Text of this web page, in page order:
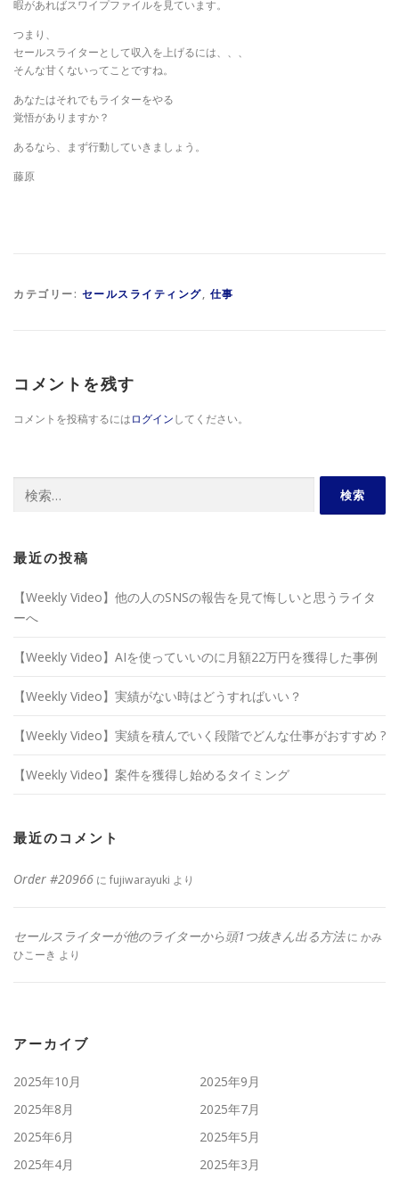
暇があればスワイプファイルを見ています。
つまり、
セールスライターとして収入を上げるには、、、
そんな甘くないってことですね。
あなたはそれでもライターをやる
覚悟がありますか？
あるなら、まず行動していきましょう。
藤原
カテゴリー: セールスライティング, 仕事
コメントを残す
コメントを投稿するにはログインしてください。
索:
最近の投稿
【Weekly Video】他の人のSNSの報告を見て悔しいと思うライタ
ーへ
【Weekly Video】AIを使っていいのに月額22万円を獲得した事例
【Weekly Video】実績がない時はどうすればいい？
【Weekly Video】実績を積んでいく段階でどんな仕事がおすすめ ?
【Weekly Video】案件を獲得し始めるタイミング
最近のコメント
Order #20966 に fujiwarayuki より
セールスライターが他のライターから頭1つ抜きん出る方法に かみ
ひこーき より
アーカイブ
2025年10月
2025年9月
2025年8月
2025年7月
2025年6月
2025年5月
2025年4月
2025年3月